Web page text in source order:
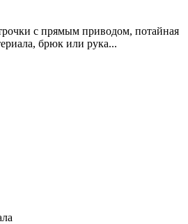
с прямым приводом, потайная
брюк или рука...